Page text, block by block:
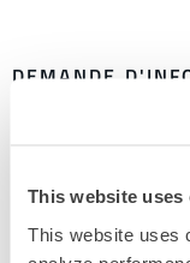
This website uses
This website uses
DEMANDE